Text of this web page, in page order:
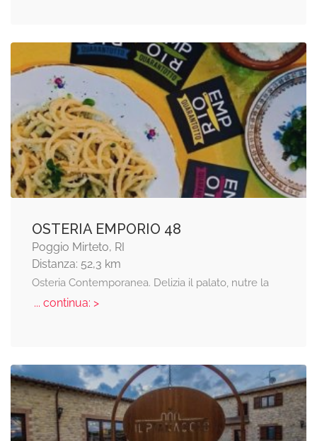
OSTERIA EMPORIO 48
Poggio Mirteto, RI
Distanza: 52,3 km
Osteria Contemporanea. Delizia il palato, nutre la
... continua: >